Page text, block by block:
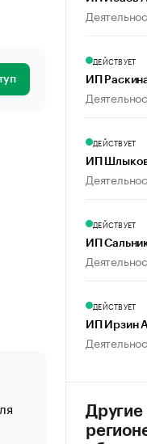
«От спорта тело
создавшей GTA
ДЕЙСТВУЕТ
ИП
ДЕЙСТВУЕТ
ИП
ДЕЙСТВУЕТ
ИП
ДЕЙСТВУЕТ
ИП Ирзин
Другие